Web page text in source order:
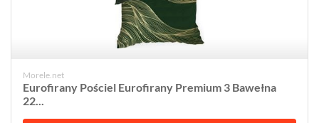
Morele.net
Eurofirany Pościel Eurofirany Premium 3 Bawełna
22...